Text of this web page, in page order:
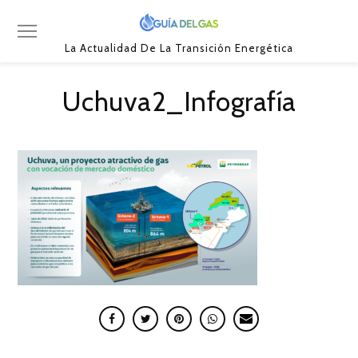
La Actualidad De La Transición Energética
Uchuva2_Infografía